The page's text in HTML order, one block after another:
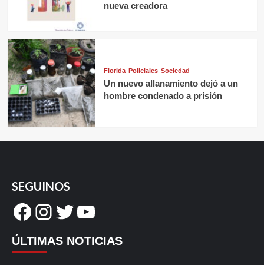
nueva creadora
Florida Policiales Sociedad
Un nuevo allanamiento dejó a un
hombre condenado a prisión
SEGUINOS
Facebook
Instagram
Twitter
YouTube
ÚLTIMAS NOTICIAS